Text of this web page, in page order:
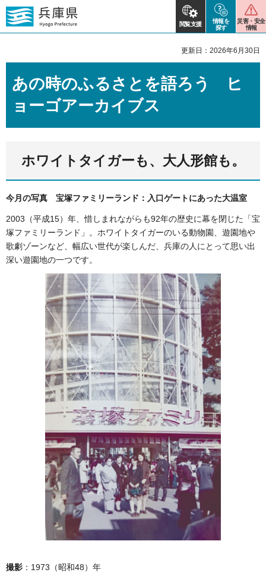
閲覧支援
情報を
探す
災害・安全
情報
更新日：2026年6月30日
あの時のふるさとを語ろう ヒ
ョーゴアーカイブス
ホワイトタイガーも、大人形館も。
今月の写真 宝塚ファミリーランド：入口ゲートにあった大温室
2003（平成15）年、惜しまれながらも92年の歴史に幕を閉じた「宝
塚ファミリーランド」。ホワイトタイガーのいる動物園、遊園地や
歌劇ゾーンなど、幅広い世代が楽しんだ、兵庫の人にとって思い出
深い遊園地の一つです。
撮影 ：1973（昭和48）年